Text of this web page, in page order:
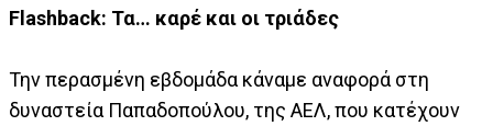
Flashback: Τα… καρέ και οι τριάδες
Την περασμένη εβδομάδα κάναμε αναφορά στη
δυναστεία Παπαδοπούλου, της ΑΕΛ, που κατέχουν